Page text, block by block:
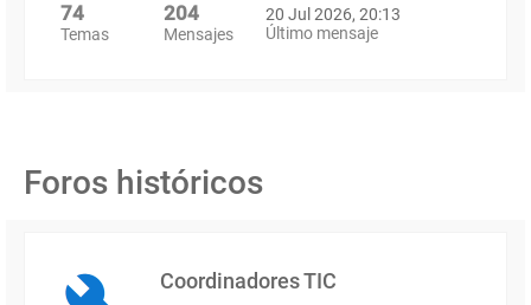
74
Temas
204
Mensajes
20 Jul 2026, 20:13
Último mensaje
Foros históricos
Coordinadores TIC